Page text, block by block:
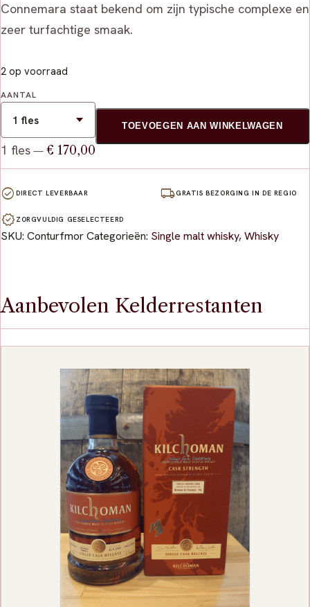
Connemara staat bekend om zijn typische complexe en
zeer turfachtige smaak.
2 op voorraad
AANTAL
1 fles — € 170,00
TOEVOEGEN AAN WINKELWAGEN
check_circle DIRECT LEVERBAAR local_shippingGRATIS BEZORGING IN DE REGIO
verifiedZORGVULDIG GESELECTEERD
SKU: ConturfmorCategorieën: Single malt whisky,Whisky
Aanbevolen Kelderrestanten